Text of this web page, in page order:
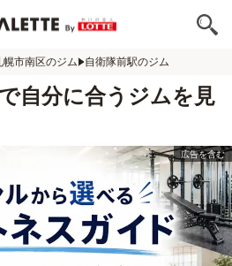
幌市南区のジム 自衛隊前駅のジム
自分に合うジムを見